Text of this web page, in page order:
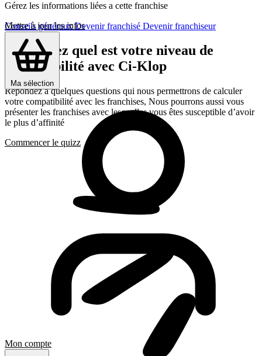
Conseils générauxDevenir franchisé Devenir franchiseur
Ma sélection
Mon compte
Gérez les informations liées a cette franchise
Mettre à jour les infos
Découvrez quel est votre niveau de
compatibilité avec Ci-Klop
Répondez a quelques questions qui nous permettrons de calculer
votre compatibilité avec les franchises, Nous pourrons aussi vous
présenter les franchises avec lesquelles vous êtes susceptible d’avoir
le plus d’affinité
Commencer le quizz